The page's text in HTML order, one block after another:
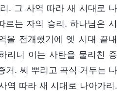
. 그 사역 따라 새 시대로 나
르는 자의 승리. 하나님은 시
을 전개했기에 옛 시대 끝내
리니 이는 사탄을 물리친 증
거. 씨 뿌리고 곡식 거두는 나
역 따라 새 시대로 나아가리.